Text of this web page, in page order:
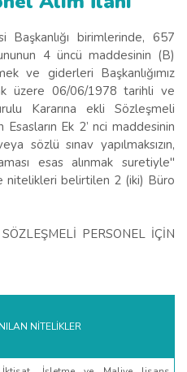
Başkanlığı birimlerinde, 657
4 üncü maddesinin (B)
ve giderleri Başkanlığımız
üzere 06/06/1978 tarihli ve
Kararına ekli Sözleşmeli
Esasların Ek 2’ nci maddesinin
sözlü sınav yapılmaksızın,
esas alınmak suretiyle"
nitelikleri belirtilen 2 (iki) Büro
PERSONEL İÇİN
NİTELİKLER